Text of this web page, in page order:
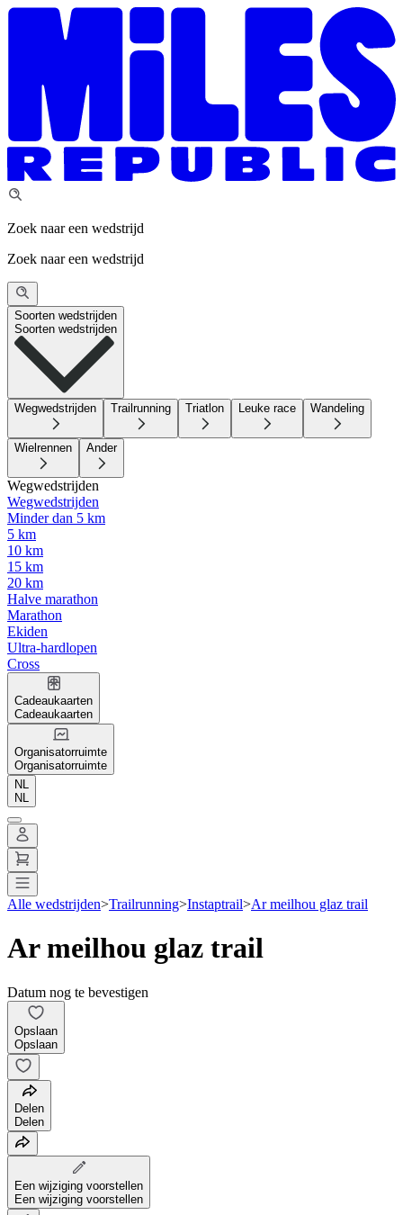
Zoek naar een wedstrijd
Zoek naar een wedstrijd
Soorten wedstrijden
Soorten wedstrijden
Wegwedstrijden Trailrunning Triatlon Leuke race Wandeling
Wielrennen Ander
Wegwedstrijden
Wegwedstrijden
Minder dan 5 km
5 km
10 km
15 km
20 km
Halve marathon
Marathon
Ekiden
Ultra-hardlopen
Cross
Cadeaukaarten
Cadeaukaarten
Organisatorruimte
Organisatorruimte
NL
NL
Alle wedstrijden>Trailrunning>Instaptrail>Ar meilhou glaz trail
Ar meilhou glaz trail
Datum nog te bevestigen
Opslaan
Opslaan
Delen
Delen
Een wijziging voorstellen
Een wijziging voorstellen